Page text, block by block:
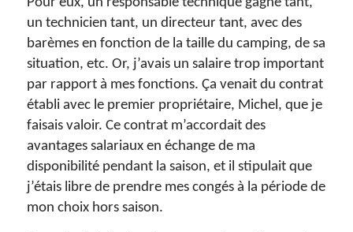
un technicien tant, un directeur tant, avec des
barèmes en fonction de la taille du camping, de sa
situation, etc. Or, j’avais un salaire trop important
par rapport à mes fonctions. Ça venait du contrat
établi avec le premier propriétaire, Michel, que je
faisais valoir. Ce contrat m’accordait des
avantages salariaux en échange de ma
disponibilité pendant la saison, et il stipulait que
j’étais libre de prendre mes congés à la période de
mon choix hors saison.